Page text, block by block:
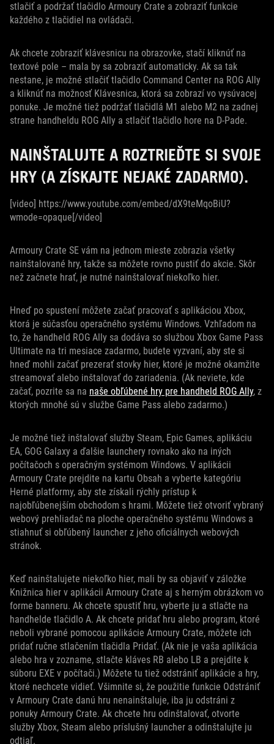
stlačiť a podržať tlačidlo Armoury Crate a zobraziť funkcie
každého z tlačidiel na ovládači.
Ak chcete zobraziť klávesnicu na obrazovke, stačí kliknúť na
textové pole – mala by sa zobraziť automaticky. Ak sa tak
nestane, je možné stlačiť tlačidlo Command Center na ROG Ally
a kliknúť na možnosť Klávesnica, ktorá sa zobrazí vo vysúvacej
ponuke. Je možné tiež podržať tlačidlá M1 alebo M2 na zadnej
strane handheldu ROG Ally a stlačiť tlačidlo hore na D-Pade.
NAINŠTALUJTE A ROZTRIEĎTE SI SVOJE
HRY (A ZÍSKAJTE NEJAKÉ ZADARMO).
[video] https://www.youtube.com/embed/dX9teMqoBiU?
wmode=opaque[/video]
Armoury Crate SE vám na jednom mieste zobrazia všetky
nainštalované hry, takže sa môžete rovno pustiť do akcie. Skôr
než začnete hrať, je nutné nainštalovať niekoľko hier.
Hneď po spustení môžete začať pracovať s aplikáciou Xbox,
ktorá je súčasťou operačného systému Windows. Vzhľadom na
to, že handheld ROG Ally sa dodáva so službou Xbox Game Pass
Ultimate na tri mesiace zadarmo, budete vyzvaní, aby ste si
hneď mohli začať prezerať stovky hier, ktoré je možné okamžite
streamovať alebo inštalovať do zariadenia. (Ak neviete, kde
začať, pozrite sa na naše obľúbené hry pre handheld ROG Ally, z
ktorých mnohé sú v službe Game Pass alebo zadarmo.)
Je možné tiež inštalovať služby Steam, Epic Games, aplikáciu
EA, GOG Galaxy a ďalšie launchery rovnako ako na iných
počítačoch s operačným systémom Windows. V aplikácii
Armoury Crate prejdite na kartu Obsah a vyberte kategóriu
Herné platformy, aby ste získali rýchly prístup k
najobľúbenejším obchodom s hrami. Môžete tiež otvoriť vybraný
webový prehliadač na ploche operačného systému Windows a
stiahnuť si obľúbený launcher z jeho oficiálnych webových
stránok.
Keď nainštalujete niekoľko hier, mali by sa objaviť v záložke
Knižnica hier v aplikácii Armoury Crate aj s herným obrázkom vo
forme banneru. Ak chcete spustiť hru, vyberte ju a stlačte na
handhelde tlačidlo A. Ak chcete pridať hru alebo program, ktoré
neboli vybrané pomocou aplikácie Armoury Crate, môžete ich
pridať ručne stlačením tlačidla Pridať. (Ak nie je vaša aplikácia
alebo hra v zozname, stlačte kláves RB alebo LB a prejdite k
súboru EXE v počítači.) Môžete tu tiež odstrániť aplikácie a hry,
ktoré nechcete vidieť. Všimnite si, že použitie funkcie Odstrániť
v Armoury Crate danú hru nenainštaluje, iba ju odstráni z
ponuky Armoury Crate. Ak chcete hru odinštalovať, otvorte
služby Xbox, Steam alebo príslušný launcher a odinštalujte ju
odtiaľ.